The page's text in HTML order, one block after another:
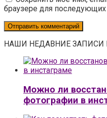
браузере для
НАШИ НЕДАВНИЕ ЗАПИСИ
Можно ли
фотографии в